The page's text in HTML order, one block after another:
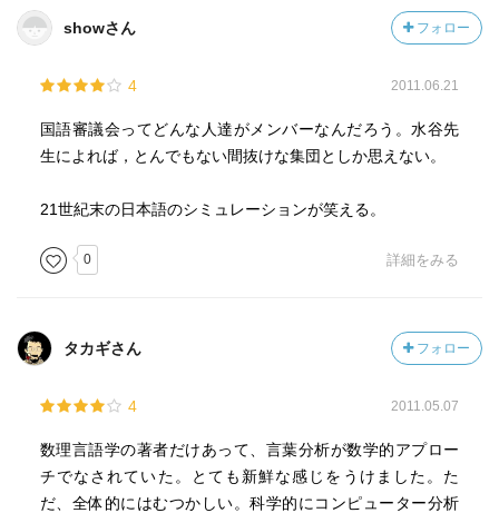
showさん フォロー
4 2011.06.21
国語審議会ってどんな人達がメンバーなんだろう。水谷先
生によれば，とんでもない間抜けな集団としか思えない。
21世紀末の日本語のシミュレーションが笑える。
0 詳細をみる
タカギさん フォロー
4 2011.05.07
数理言語学の著者だけあって、言葉分析が数学的アプロー
チでなされていた。とても新鮮な感じをうけました。た
だ、全体的にはむつかしい。科学的にコンピューター分析